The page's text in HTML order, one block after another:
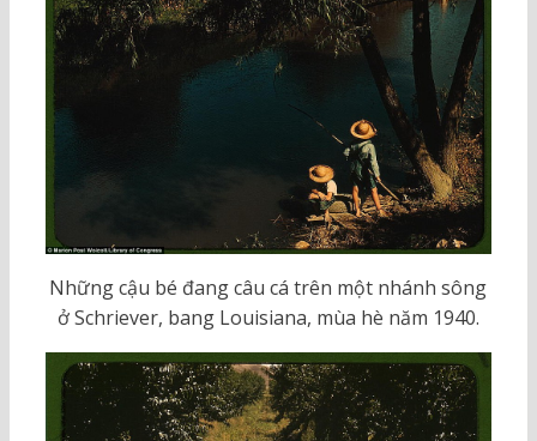
Những cậu bé đang câu cá trên một nhánh sông
ở Schriever, bang Louisiana, mùa hè năm 1940.